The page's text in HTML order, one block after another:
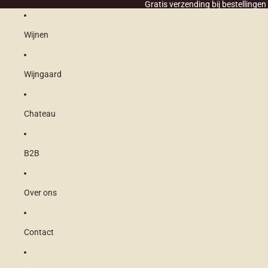
Gratis verzending bij
Wijnen
Wijngaard
Chateau
B2B
Over ons
Contact